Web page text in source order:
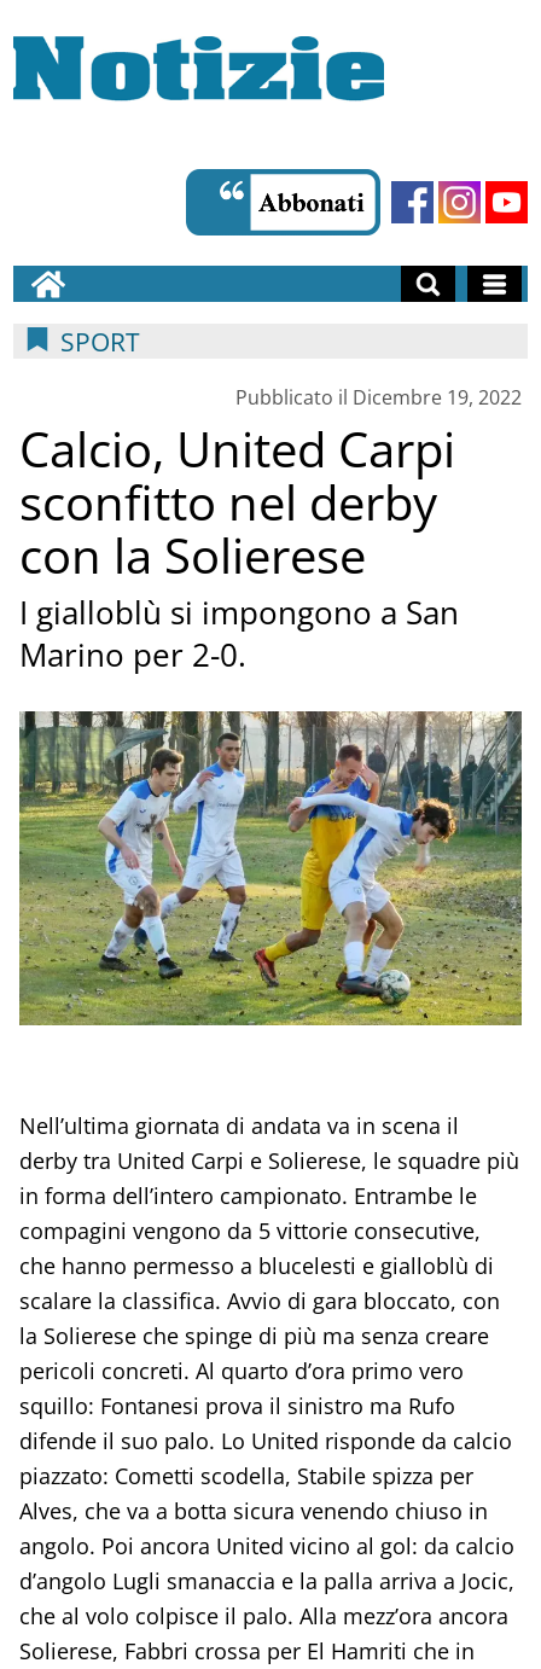
SPORT
Pubblicato il Dicembre 19, 2022
Calcio, United Carpi
sconfitto nel derby
con la Solierese
I gialloblù si impongono a San
Marino per 2-0.
Nell’ultima giornata di andata va in scena il
derby tra United Carpi e Solierese, le squadre più
in forma dell’intero campionato. Entrambe le
compagini vengono da 5 vittorie consecutive,
che hanno permesso a blucelesti e gialloblù di
scalare la classifica. Avvio di gara bloccato, con
la Solierese che spinge di più ma senza creare
pericoli concreti. Al quarto d’ora primo vero
squillo: Fontanesi prova il sinistro ma Rufo
difende il suo palo. Lo United risponde da calcio
piazzato: Cometti scodella, Stabile spizza per
Alves, che va a botta sicura venendo chiuso in
angolo. Poi ancora United vicino al gol: da calcio
d’angolo Lugli smanaccia e la palla arriva a Jocic,
che al volo colpisce il palo. Alla mezz’ora ancora
Solierese, Fabbri crossa per El Hamriti che in